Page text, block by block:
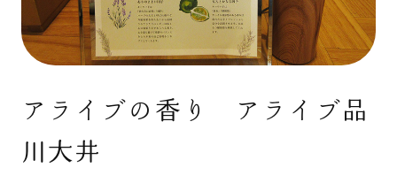
アライブの香り アライブ品
川大井